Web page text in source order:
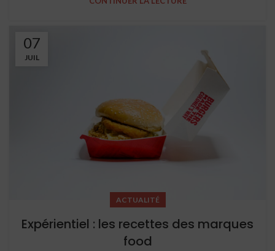
07
JUIL
ACTUALITÉ
Expérientiel : les recettes des marques
food